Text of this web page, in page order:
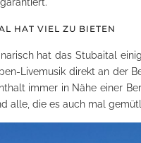
HAT VIEL ZU BIETEN
hat das Stubaital
Livemusik direkt an der
immer in Nähe einer
alle, die es auch mal